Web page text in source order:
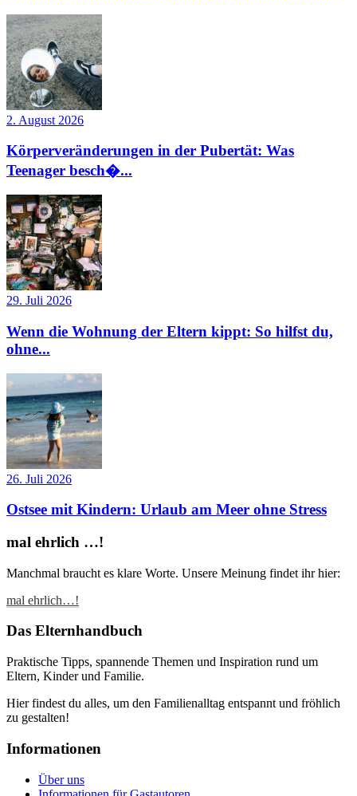
2. August 2026
Körperveränderungen in der Pubertät: Was
Teenager besch�...
29. Juli 2026
Wenn die Wohnung der Eltern kippt: So hilfst du,
ohne...
26. Juli 2026
Ostsee mit Kindern: Urlaub am Meer ohne Stress
mal ehrlich …!
Manchmal braucht es klare Worte. Unsere Meinung findet ihr hier:
mal ehrlich…!
Das Elternhandbuch
Praktische Tipps, spannende Themen und Inspiration rund um
Eltern, Kinder und Familie.
Hier findest du alles, um den Familienalltag entspannt und fröhlich
zu gestalten!
Informationen
Über uns